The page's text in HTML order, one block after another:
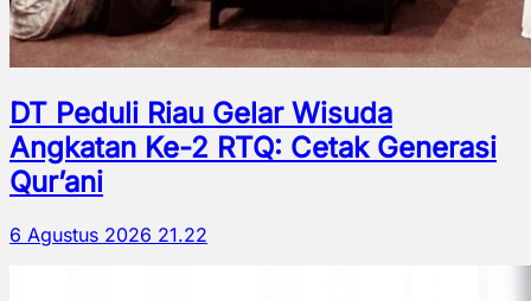
DT Peduli Riau Gelar Wisuda
Angkatan Ke-2 RTQ: Cetak Generasi
Qur’ani
6 Agustus 2026 21.22